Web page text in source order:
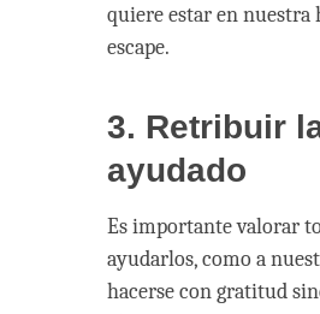
quiere estar en nuestra
escape.
3. Retribuir
ayudado
Es importante valorar
ayudarlos, como a
hacerse con gratitud